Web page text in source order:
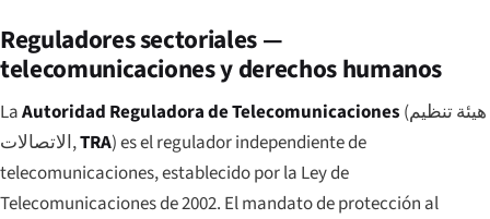
Reguladores sectoriales —
telecomunicaciones y derechos humanos
LaAutoridad Reguladora de Telecomunicaciones (هيئة تنظيم
الاتصالات,TRA) es el regulador independiente de
telecomunicaciones, establecido por la Ley de
Telecomunicaciones de 2002. El mandato de protección al